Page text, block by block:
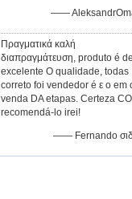
——
Πραγματικά καλή
διαπραγμάτευση, produto é de
excelente Ο qualidade, todas
correto foi vendedor é ε ο em
venda DA etapas. Certeza
recomendá-lo irei!
—— Fernando